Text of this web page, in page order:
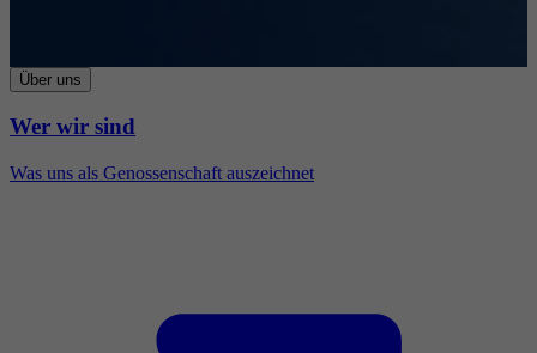
Über uns
Wer wir sind
Was uns als Genossenschaft auszeichnet